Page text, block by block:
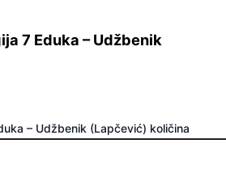
7 Eduka – Udžbenik
– Udžbenik (Lapčević) količina